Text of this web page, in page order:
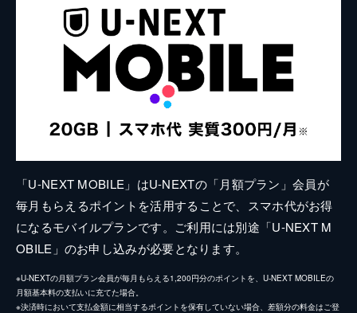
「U-NEXT MOBILE」はU-NEXTの「月額プラン」会員が
毎月もらえるポイントを活用することで、スマホ代がお得
になるモバイルプランです。ご利用には別途「U-NEXT M
OBILE」のお申し込みが必要となります。
※U-NEXTの月額プラン会員が毎月もらえる1,200円分のポイントを、U-NEXT MOBILEの
月額基本料の支払いに充てた場合。
※決済時において支払金額に相当するポイントを保有していない場合、差額分の料金はご登